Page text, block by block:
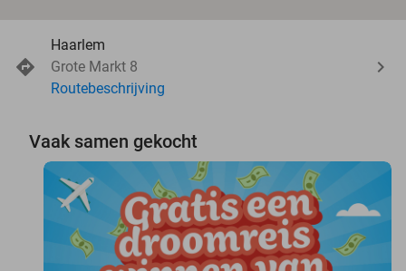
Haarlem
Grote Markt 8
Routebeschrijving
Vaak samen gekocht